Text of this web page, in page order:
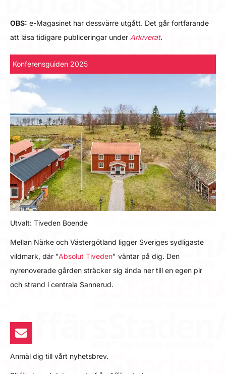
OBS: e-Magasinet har dessvärre utgått. Det går fortfarande
att läsa tidigare publiceringar under Arkiverat.
Konferensguiden 2025
Utvalt: Tiveden Boende
Mellan Närke och Västergötland ligger Sveriges sydligaste
vildmark, där "Absolut Tiveden" väntar på dig. Den
nyrenoverade gården sträcker sig ända ner till en egen pir
och strand i centrala Sannerud.
Anmäl dig till vårt nyhetsbrev.